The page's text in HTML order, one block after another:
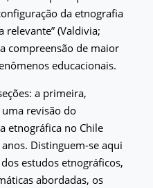
da etnografia
relevante” (Valdivia;
compreensão de maior
educacionais.
a primeira,
revisão do
etnográfica no Chile
Distinguem-se aqui
estudos etnográficos,
abordadas, os